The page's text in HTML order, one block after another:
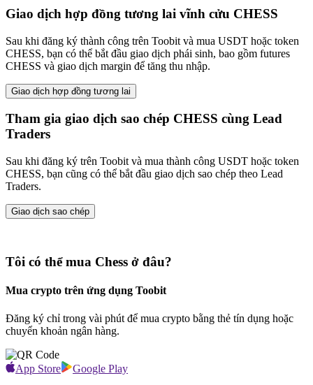
Giao dịch hợp đồng tương lai vĩnh cửu CHESS
Sau khi đăng ký thành công trên Toobit và mua USDT hoặc token
CHESS, bạn có thể bắt đầu giao dịch phái sinh, bao gồm futures
CHESS và giao dịch margin để tăng thu nhập.
Giao dịch hợp đồng tương lai
Tham gia giao dịch sao chép CHESS cùng Lead
Traders
Sau khi đăng ký trên Toobit và mua thành công USDT hoặc token
CHESS, bạn cũng có thể bắt đầu giao dịch sao chép theo Lead
Traders.
Giao dịch sao chép
Tôi có thể mua Chess ở đâu?
Mua crypto trên ứng dụng Toobit
Đăng ký chỉ trong vài phút để mua crypto bằng thẻ tín dụng hoặc
chuyển khoản ngân hàng.
App Store Google Play